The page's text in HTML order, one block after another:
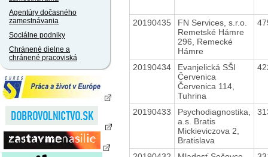
Agentúry dočasného
zamestnávania
Sociálne podniky
Chránené dielne a
chránené pracoviská
20190435
FN Services, s.r.o.
Remetské Hámre
296, Remecké
Hámre
20190434
Evanjelická SŠI
Červenica
Červenica 114,
Tuhrina
20190433
Psychodiagnostika,
a.s. Bratis
Mickieviczova 2,
Bratislava